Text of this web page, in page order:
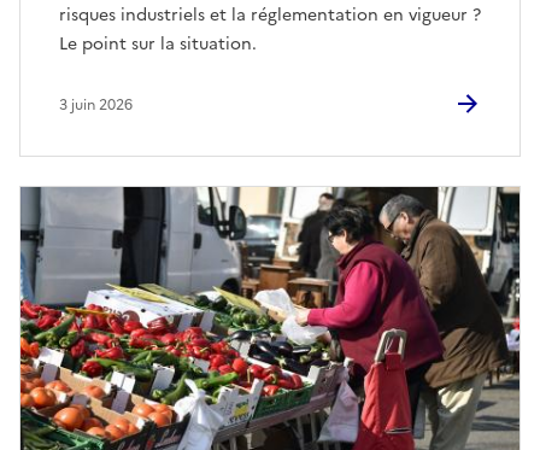
risques industriels et la réglementation en vigueur ?
Le point sur la situation.
3 juin 2026